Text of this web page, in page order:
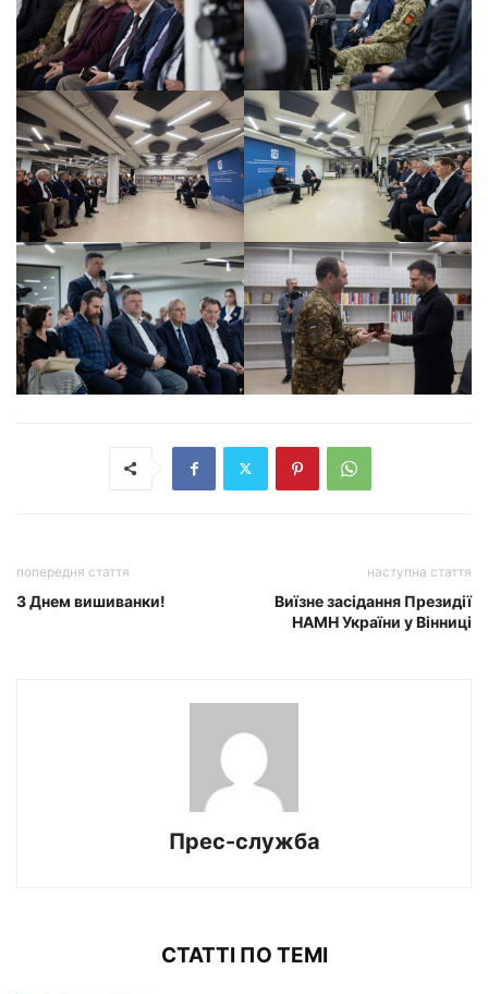
попередня стаття
З Днем вишиванки!
наступна стаття
Виїзне засідання Президії
НАМН України у Вінниці
Прес-служба
СТАТТІ ПО ТЕМІ